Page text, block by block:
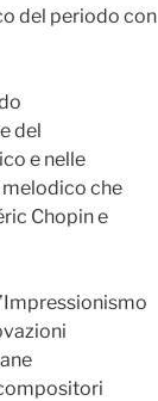
del periodo con
del
e nelle
melodico che
Chopin e